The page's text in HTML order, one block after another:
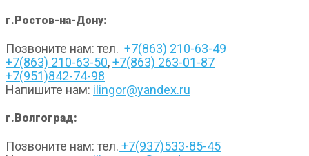
г.Ростов-на-Дону:
Позвоните нам: тел. +7(863) 210-63-49
+7(863) 210-63-50,+7(863) 263-01-87
+7(951)842-74-98
Напишите нам: ilingor@yandex.ru
г.Волгоград:
Позвоните нам: тел. +7(937)533-85-45